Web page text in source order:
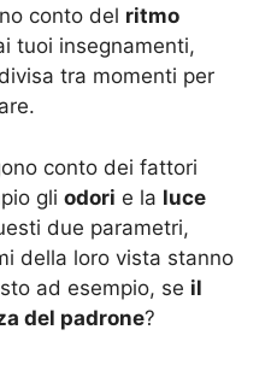
conto del ritmo
tuoi insegnamenti,
tra momenti per
conto dei fattori
gli odori e la luce
due parametri,
della loro vista stanno
ad esempio, se il
del padrone?